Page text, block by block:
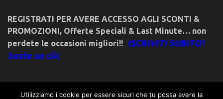
REGISTRATI PER AVERE ACCESSO AGLI SCONTI &
PROMOZIONI, Offerte Speciali & Last Minute… non
perdete le occasioni migliori!! ISCRIVITI SUBITO!
basta un clic
Utilizziamo i cookie per essere sicuri che tu possa avere la